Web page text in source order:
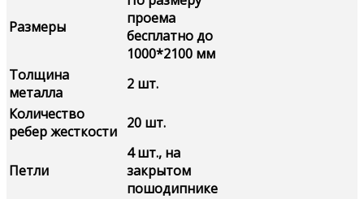
Размеры
проема
бесплатно до
1000*2100 мм
Толщина
металла
2 шт.
Количество
ребер жесткости 20 шт.
Петли
4 шт., на
закрытом
пошодипнике